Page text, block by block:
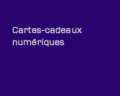
Cartes-cadeaux
numériques